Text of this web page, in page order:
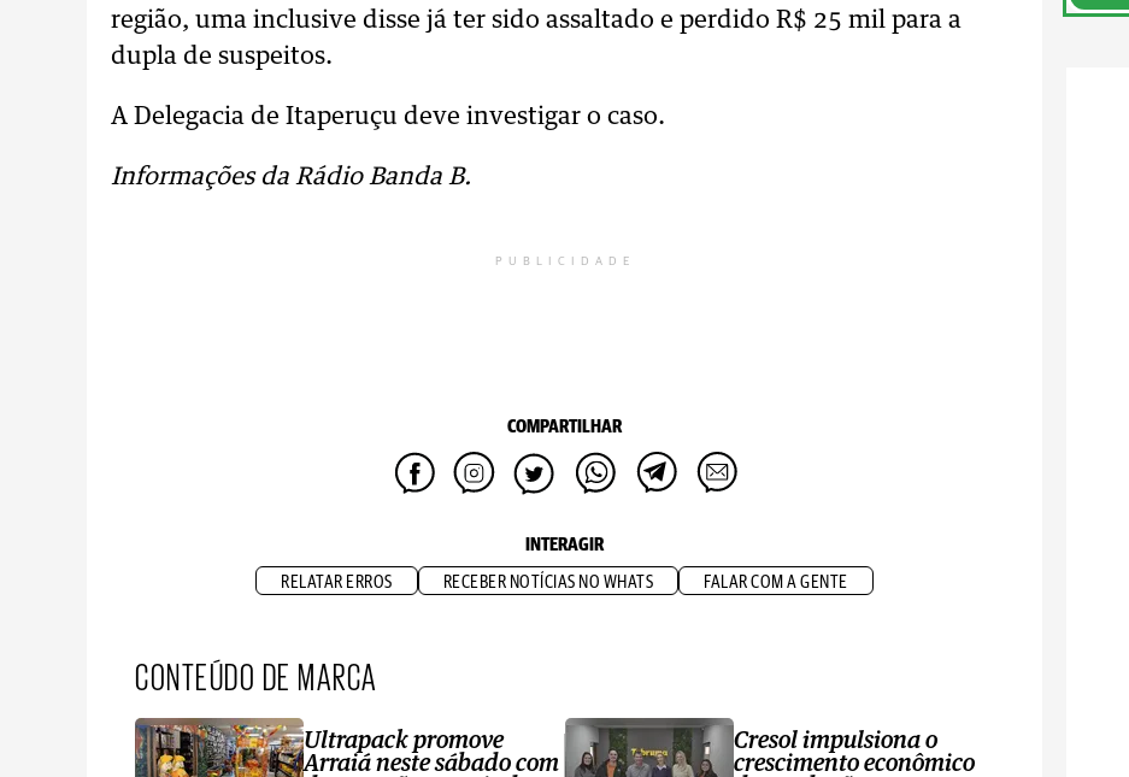
região, uma inclusive disse já ter sido assaltado e perdido R$ 25 mil para a
dupla de suspeitos.
A Delegacia de Itaperuçu deve investigar o caso.
Informações da Rádio Banda B.
PUBLICIDADE
COMPARTILHAR
INTERAGIR
RELATAR ERROS RECEBER NOTÍCIAS NO WHATS FALAR COM A GENTE
CONTEÚDO DE MARCA
Ultrapack promove
Arraiá neste sábado com
Cresol impulsiona o
crescimento econômico